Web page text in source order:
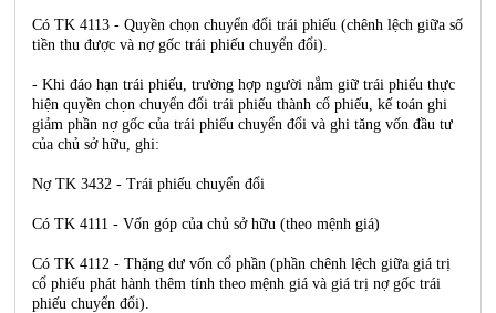
Có TK 4113 - Quyền chọn chuyển đổi trái phiếu (chênh lệch giữa số
tiền thu được và nợ gốc trái phiếu chuyển đổi).
- Khi đáo hạn trái phiếu, trường hợp người nắm giữ trái phiếu thực
hiện quyền chọn chuyển đổi trái phiếu thành cổ phiếu, kế toán ghi
giảm phần nợ gốc của trái phiếu chuyển đổi và ghi tăng vốn đầu tư
của chủ sở hữu, ghi:
Nợ TK 3432 - Trái phiếu chuyển đổi
Có TK 4111 - Vốn góp của chủ sở hữu (theo mệnh giá)
Có TK 4112 - Thặng dư vốn cổ phần (phần chênh lệch giữa giá trị
cổ phiếu phát hành thêm tính theo mệnh giá và giá trị nợ gốc trái
phiếu chuyển đổi).